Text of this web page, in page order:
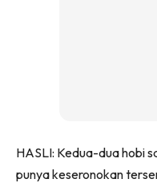
HASLI: Kedua-dua hobi
punya keseronokan